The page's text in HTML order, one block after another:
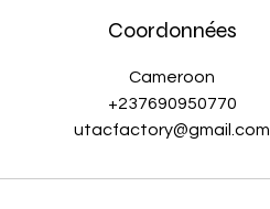
Coordonnées
Cameroon
+237690950770
utacfactory@gmail.com